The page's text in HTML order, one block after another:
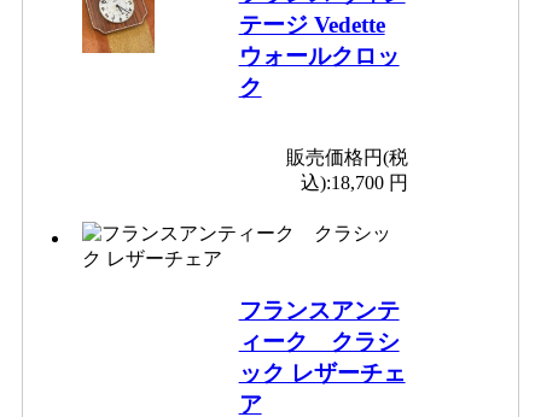
テージ Vedette
ウォールクロッ
ク
販売価格円(税
込):18,700 円
フランスアンテ
ィーク クラシ
ック レザーチェ
ア